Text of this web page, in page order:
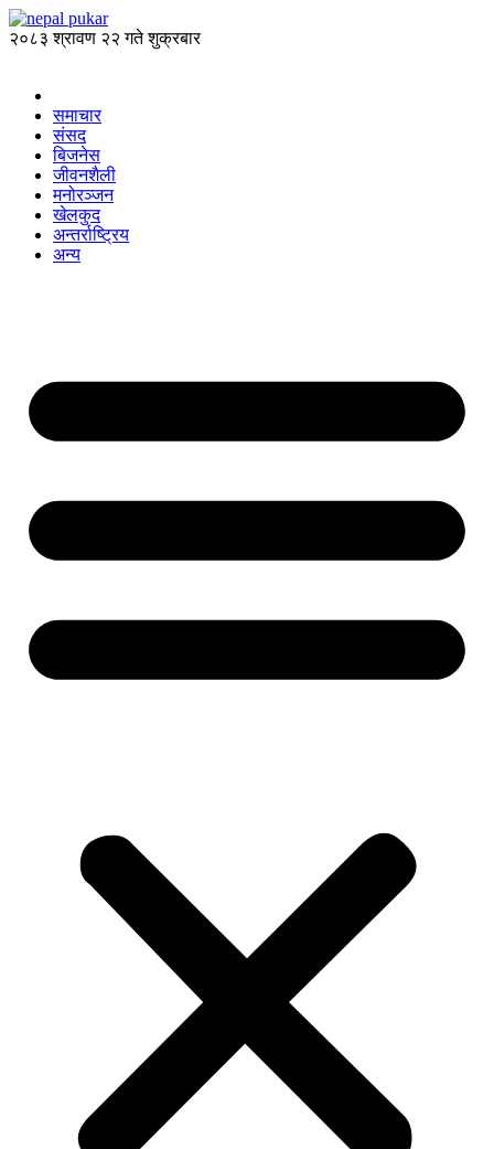
२०८३ श्रावण २२ गते शुक्रबार
समाचार
संसद
बिजनेस
जीवनशैली
मनोरञ्जन
खेलकुद
अन्तर्राष्ट्रिय
अन्य